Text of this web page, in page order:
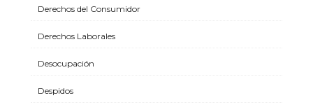
Derechos del Consumidor
Derechos Laborales
Desocupación
Despidos